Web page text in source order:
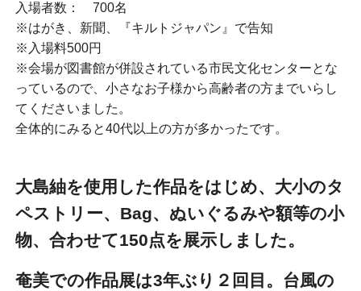
入場者数： 700名
※はがき、新聞、『キルトジャパン』で告知
※入場料500円
※会場が図書館が併設されている市民文化センターとな
っているので、小さなお子様から高齢者の方までいらし
てくださいました。
全体的にみると40代以上の方が多かったです。
大島紬を使用した作品をはじめ、大小のタ
ペストリー、Bag、ぬいぐるみや額等の小
物、合わせて150点を展示しました。
奄美での作品展は3年ぶり２回目。台風の